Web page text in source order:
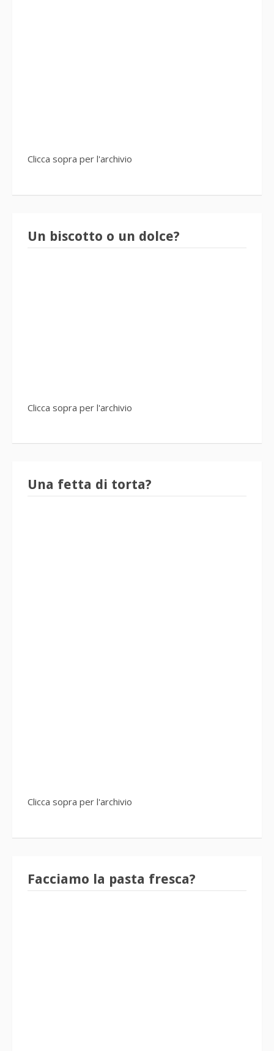
Clicca sopra per l'archivio
Un biscotto o un dolce?
Clicca sopra per l'archivio
Una fetta di torta?
Clicca sopra per l'archivio
Facciamo la pasta fresca?